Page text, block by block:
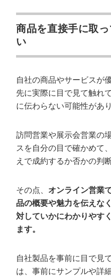
商品を直接手に取
い
自社の商品やサービスが
先に実際に目で見て触れ
に伝わらない可能性があり
訪問営業や展示会営業の
スを自分の目で確かめて
えで成約するか否かの判
その点、 オンライン営業
品の概要や魅力を伝えな
対していかにわかりやす
ます。
自社製品を事前に目で見
は、事前にサンプルや詳